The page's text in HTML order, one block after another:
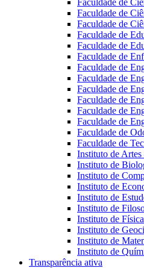
Faculdade de
Faculdade de
Faculdade de
Faculdade de
Faculdade de
Faculdade de
Faculdade de
Faculdade de
Faculdade de
Faculdade de
Faculdade de
Faculdade de
Faculdade de
Faculdade de
Instituto de
Instituto de
Instituto de
Instituto de
Instituto de
Instituto de
Instituto de
Instituto de
Instituto de
Instituto de
Transparência ativa